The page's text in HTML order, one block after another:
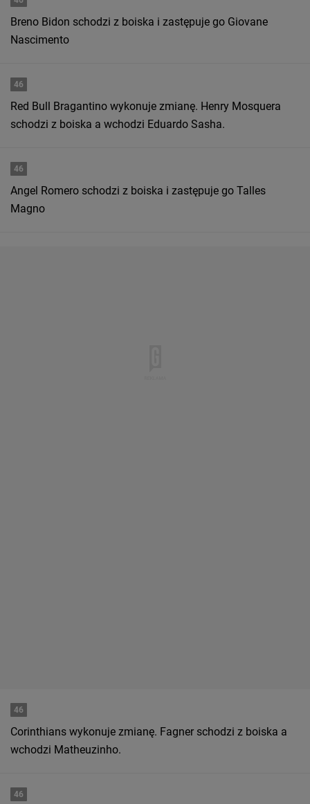
Breno Bidon schodzi z boiska i zastępuje go Giovane
Nascimento
46
Red Bull Bragantino wykonuje zmianę. Henry Mosquera
schodzi z boiska a wchodzi Eduardo Sasha.
46
Angel Romero schodzi z boiska i zastępuje go Talles
Magno
46
Corinthians wykonuje zmianę. Fagner schodzi z boiska a
wchodzi Matheuzinho.
46